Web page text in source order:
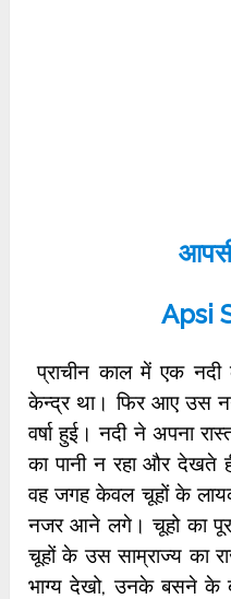
Apsi
प्राचीन काल में एक नदी
केन्द्र था। फिर आए उस
वर्षा हुई। नदी ने अपना
का पानी न रहा और देखते
वह जगह केवल चूहों के
नजर आने लगे। चूहो का पूरा
चूहों के उस साम्राज्य का
भाग्य देखो, उनके बसने के